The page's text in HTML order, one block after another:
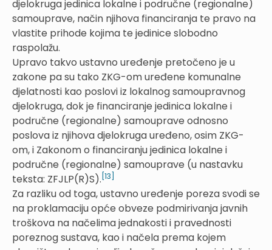
djelokruga jedinica lokalne i područne (regionalne)
samouprave, način njihova financiranja te pravo na
vlastite prihode kojima te jedinice slobodno
raspolažu.
Upravo takvo ustavno uređenje pretočeno je u
zakone pa su tako ZKG-om uređene komunalne
djelatnosti kao poslovi iz lokalnog samoupravnog
djelokruga, dok je financiranje jedinica lokalne i
područne (regionalne) samouprave odnosno
poslova iz njihova djelokruga uređeno, osim ZKG-
om, i Zakonom o financiranju jedinica lokalne i
područne (regionalne) samouprave (u nastavku
teksta: ZFJLP(R)S). [13]
Za razliku od toga, ustavno uređenje poreza svodi se
na proklamaciju opće obveze podmirivanja javnih
troškova na načelima jednakosti i pravednosti
poreznog sustava, kao i načela prema kojem